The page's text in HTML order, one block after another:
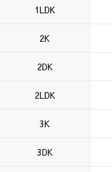
1LDK
2K
2DK
2LDK
3K
3DK